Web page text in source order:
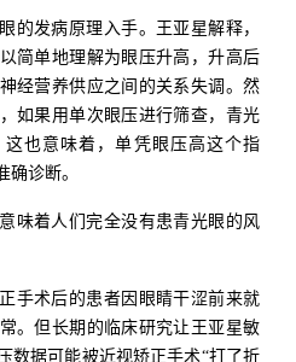
的发病原理入手。王亚星解释，
简单地理解为眼压升高，升高后
经营养供应之间的关系失调。然
如果用单次眼压进行筛查，青光
这也意味着，单凭眼压高这个指
诊断。
味着人们完全没有患青光眼的风
手术后的患者因眼睛干涩前来就
。但长期的临床研究让王亚星敏
数据可能被近视矫正手术“打了折